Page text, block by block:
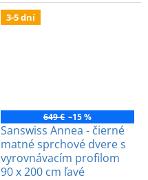
AN13G10000607.
3-5 dní
649 € –15 %
Sanswiss Annea - čierné
matné sprchové dvere s
vyrovnávacím profilom
90 x 200 cm ľavé